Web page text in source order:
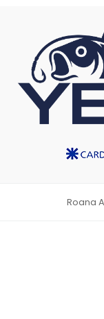
Roana